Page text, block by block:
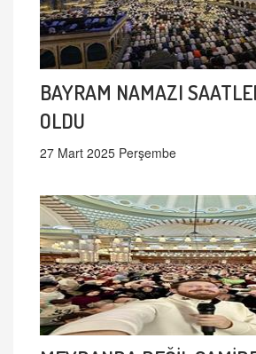
BAYRAM NAMAZI
OLDU
27 Mart 2025 Perşembe